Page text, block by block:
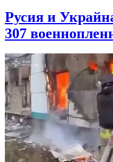
Русия и
307